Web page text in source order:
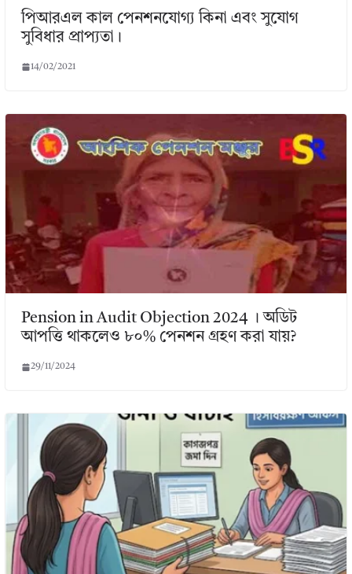
পিআরএল কাল পেনশনযোগ্য কিনা এবং সুযোগ
সুবিধার প্রাপ্যতা।
14/02/2021
Pension in Audit Objection 2024 । অডিট
আপত্তি থাকলেও ৮০% পেনশন গ্রহণ করা যায়?
29/11/2024